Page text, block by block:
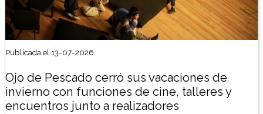
Publicada el 13-07-2026
Ojo de Pescado cerró sus vacaciones de
invierno con funciones de cine, talleres y
encuentros junto a realizadores